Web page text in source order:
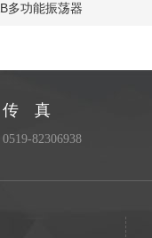
多功能振荡器
传 真
0519-82306938